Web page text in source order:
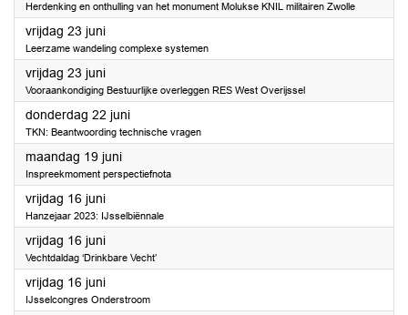
Herdenking en onthulling van het monument Molukse KNIL militairen Zwolle
vrijdag 23 juni2023
Leerzame wandeling complexe systemen
vrijdag 23 juni2023
Vooraankondiging Bestuurlijke overleggen RES West Overijssel
donderdag 22 juni2023
TKN: Beantwoording technische vragen
maandag 19 juni2023
Inspreekmoment perspectiefnota
vrijdag 16 juni2023
Hanzejaar 2023: IJsselbiënnale
vrijdag 16 juni2023
Vechtdaldag ‘Drinkbare Vecht’
vrijdag 16 juni2023
IJsselcongres Onderstroom